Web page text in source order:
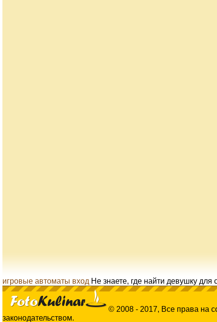
игровые автоматы вход Не знаете, где найти девушку для
© 2008 - 2017, Все права на
законодательством.